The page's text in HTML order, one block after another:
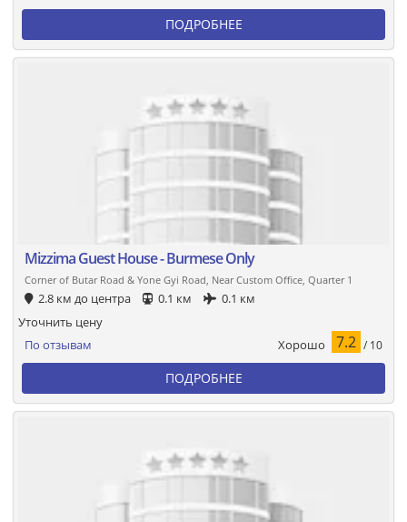
ПОДРОБНЕЕ
Mizzima Guest House - Burmese Only
Corner of Butar Road & Yone Gyi Road, Near Custom Office, Quarter 1
2.8 км до центра 0.1 км 0.1 км
По отзывам Хорошо 7.2 / 10
Уточнить цену
ПОДРОБНЕЕ